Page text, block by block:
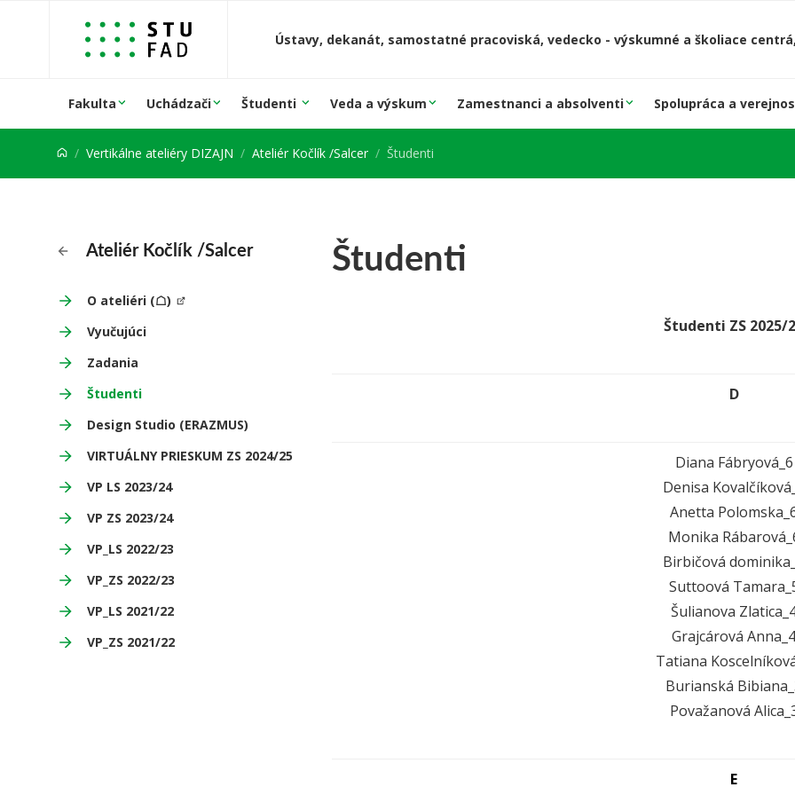
Prejsť na obsah
Ústavy, dekanát, samostatné pracoviská, vedecko - výskumné a školiace
Fakulta Uchádzači Študenti Veda a výskum Zamestnanci a absolventi Spolupráca a
Vertikálne ateliéry DIZAJN Ateliér Kočlík /Salcer Študenti
Ateliér Kočlík /Salcer
O ateliéri (☖)
Vyučujúci
Zadania
Študenti
Design Studio (ERAZMUS)
VIRTUÁLNY PRIESKUM ZS 2024/25
VP LS 2023/24
VP ZS 2023/24
VP_LS 2022/23
VP_ZS 2022/23
VP_LS 2021/22
VP_ZS 2021/22
Študenti
Študenti ZS 2025/
D
Diana Fábryová_6
Denisa
Anetta
Monika
Birbičová
Suttoová
Šulianova
Grajcárová Anna_4
Tatiana
Burianská
Považanová
E